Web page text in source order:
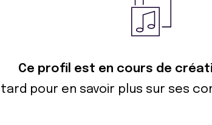
Ce profil est en cours de
tard pour en savoir plus sur ses